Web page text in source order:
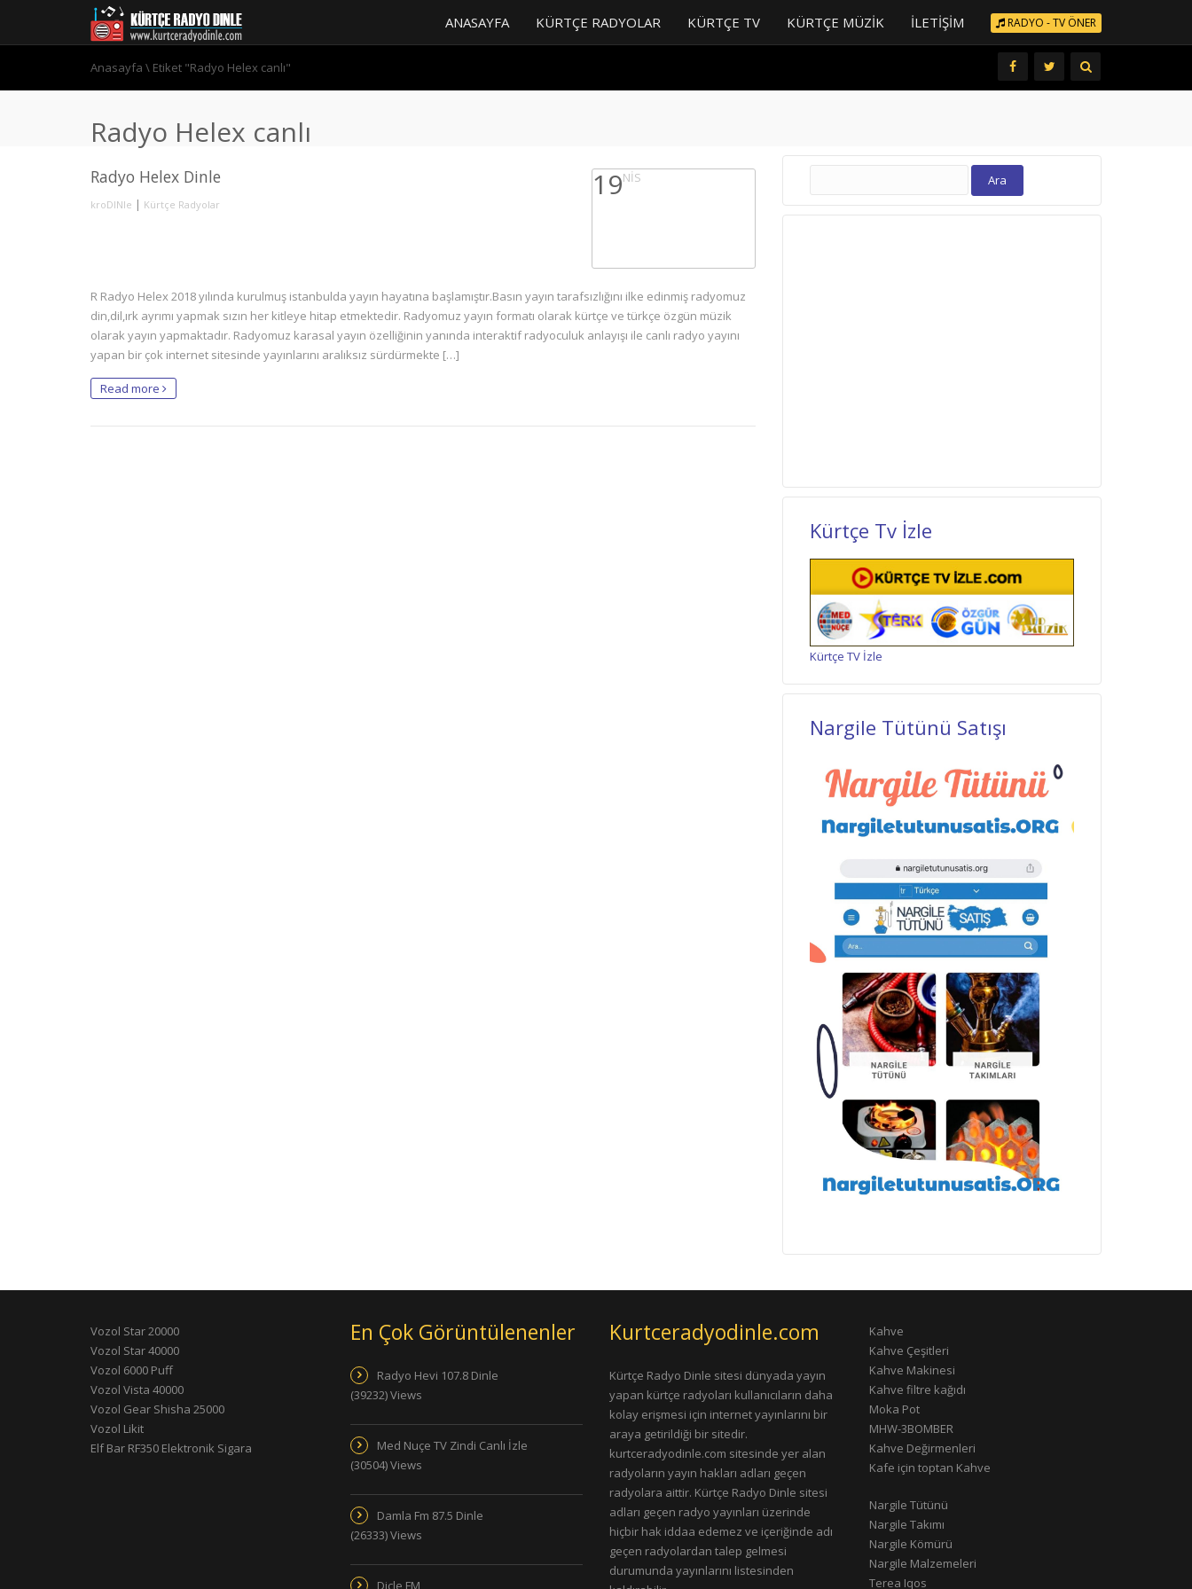
RADYO - TV ÖNER
ANASAYFA KÜRTÇE RADYOLAR KÜRTÇE TV KÜRTÇE MÜZIK İLETIŞIM
Anasayfa \ Etiket "Radyo Helex canlı"
Radyo Helex canlı
Radyo Helex Dinle
kroDINle | Kürtçe Radyolar
19NIS
R Radyo Helex 2018 yılında kurulmuş istanbulda yayın hayatına başlamıştır.Basın yayın tarafsızlığını ilke edinmiş radyomuz
din,dil,ırk ayrımı yapmak sızın her kitleye hitap etmektedir. Radyomuz yayın formatı olarak kürtçe ve türkçe özgün müzik
olarak yayın yapmaktadır. Radyomuz karasal yayın özelliğinin yanında interaktif radyoculuk anlayışı ile canlı radyo yayını
yapan bir çok internet sitesinde yayınlarını aralıksız sürdürmekte […]
Read more
Arama:
Kürtçe Tv İzle
Kürtçe TV İzle
Nargile Tütünü Satışı
Vozol Star 20000
Vozol Star 40000
Vozol 6000 Puff
Vozol Vista 40000
Vozol Gear Shisha 25000
Vozol Likit
Elf Bar RF350 Elektronik Sigara
En Çok Görüntülenenler
Radyo Hevi 107.8 Dinle
(39232) Views
Med Nuçe TV Zindi Canlı İzle
(30504) Views
Damla Fm 87.5 Dinle
(26333) Views
Kurtceradyodinle.com
Kürtçe Radyo Dinle sitesi dünyada yayın
yapan kürtçe radyoları kullanıcıların daha
kolay erişmesi için internet yayınlarını bir
araya getirildiği bir sitedir.
kurtceradyodinle.com sitesinde yer alan
radyoların yayın hakları adları geçen
radyolara aittir. Kürtçe Radyo Dinle sitesi
adları geçen radyo yayınları üzerinde
hiçbir hak iddaa edemez ve içeriğinde adı
geçen radyolardan talep gelmesi
durumunda yayınlarını listesinden
Kahve
Kahve Çeşitleri
Kahve Makinesi
Kahve filtre kağıdı
Moka Pot
MHW-3BOMBER
Kahve Değirmenleri
Kafe için toptan Kahve
Nargile Tütünü
Nargile Takımı
Nargile Kömürü
Nargile Malzemeleri
Terea Iqos